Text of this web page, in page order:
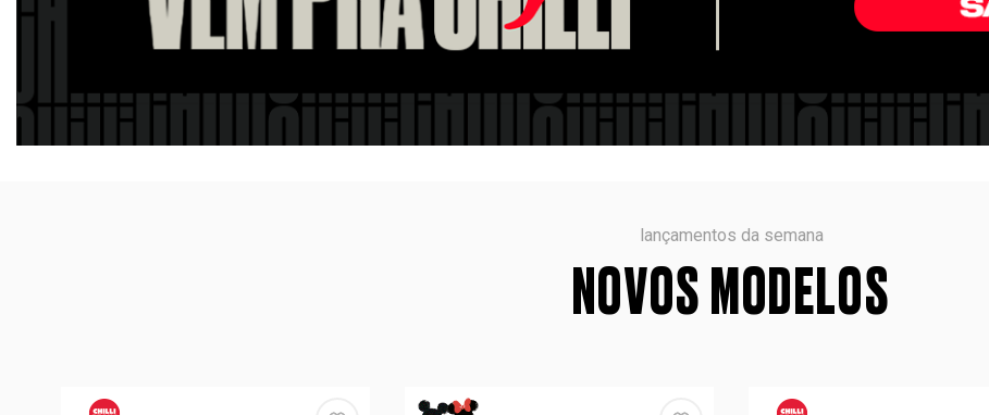
lançamentos da semana
NOVOS MODELOS